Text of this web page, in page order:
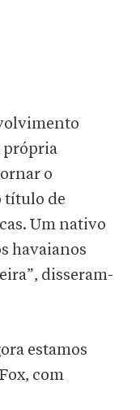
própria
o
título de
Um nativo
havaianos
disseram-
estamos
com